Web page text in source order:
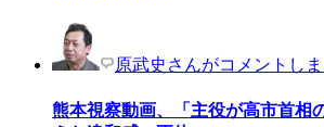
原武史さんがコメントし
熊本視察動画、「主役が高市首